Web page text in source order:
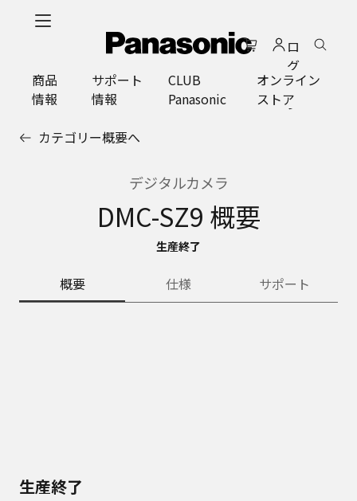
ロ
グ
イ
ン
商品
情報
サポート
情報
CLUB
Panasonic
オンライン
ストア
カテゴリー概要へ
デジタルカメラ
DMC-SZ9 概要
生産終了
概要 仕様 サポート
生産終了